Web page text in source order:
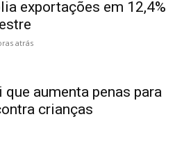
exportações em 12,4%
atrás
aumenta penas para
crianças